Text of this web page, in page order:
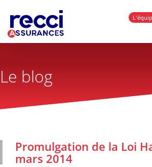
Le blog
Promulgation de la Loi
mars 2014